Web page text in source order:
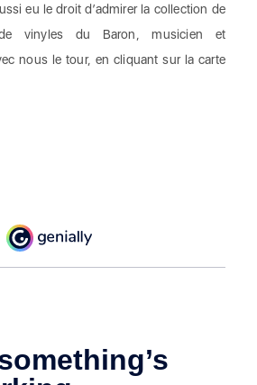
eu le droit d’admirer la collection de
vinyles du Baron, musicien et
nous le tour, en cliquant sur la carte